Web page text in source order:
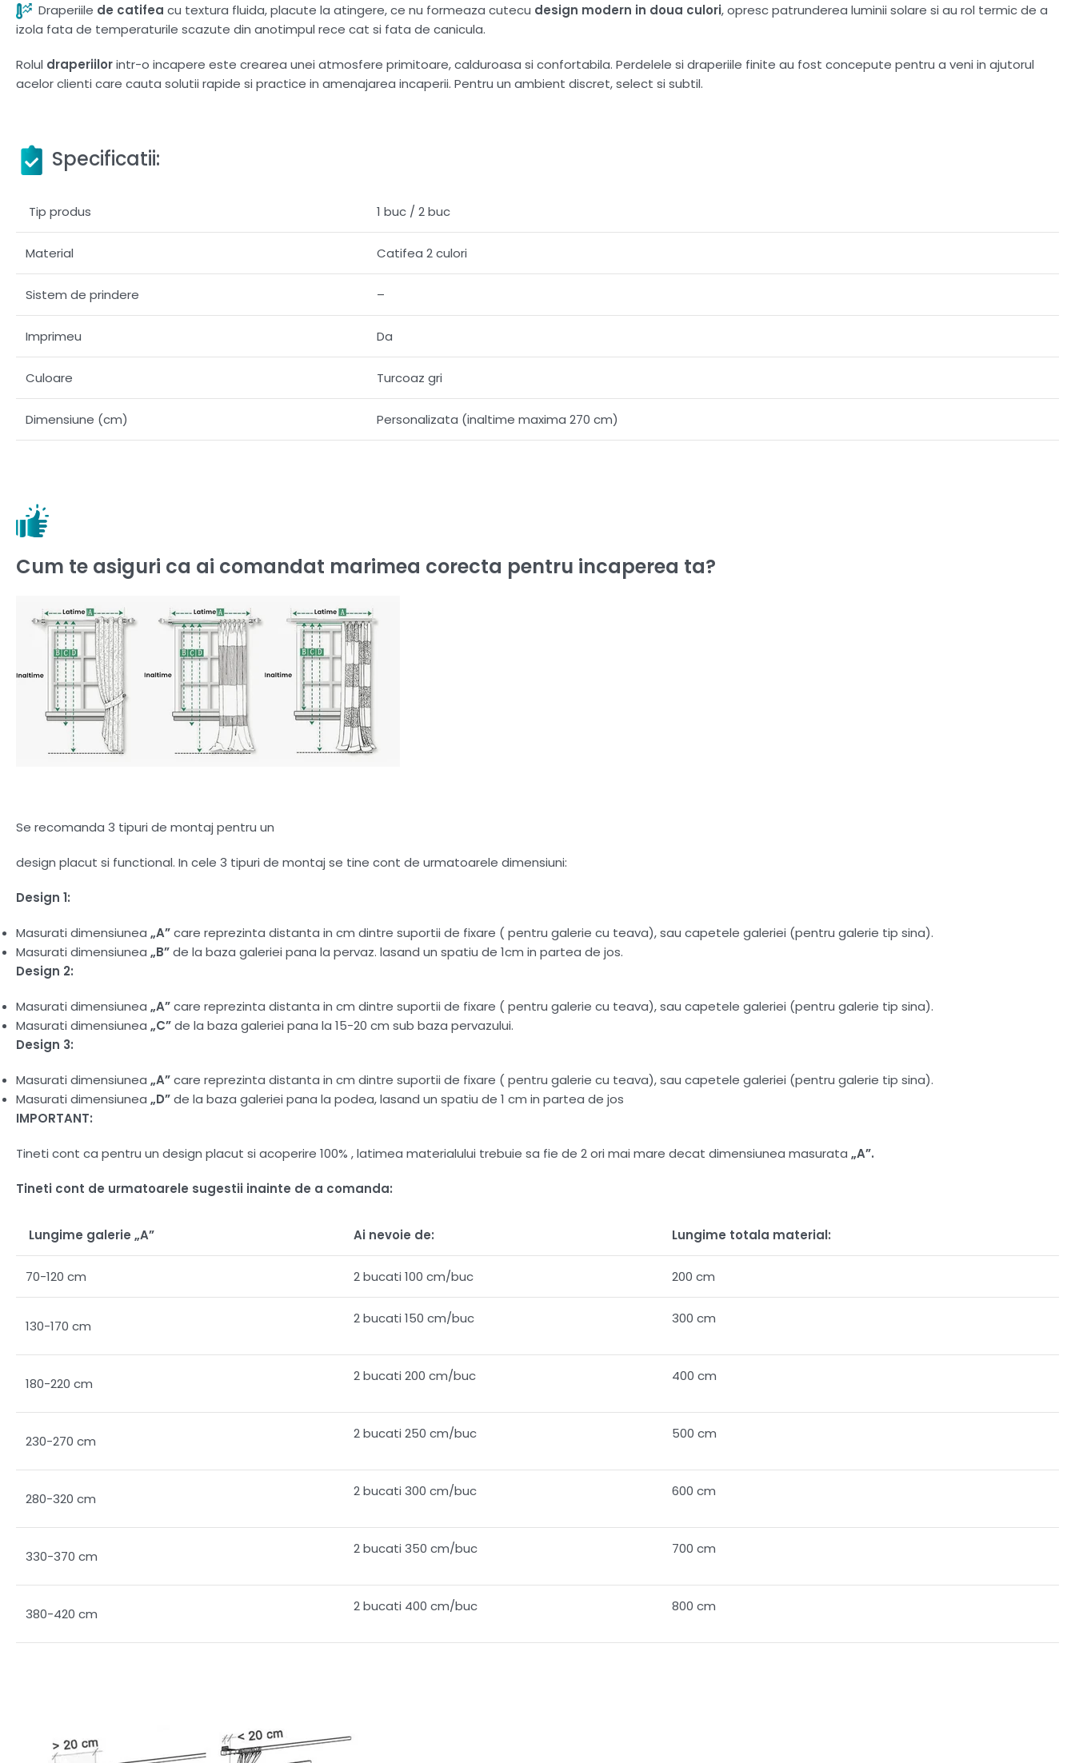
Draperiile de catifea cu textura fluida, placute la atingere, ce nu formeaza cutecu design modern in doua culori, opresc patrunderea luminii solare si au rol termic de a
izola fata de temperaturile scazute din anotimpul rece cat si fata de canicula.
Rolul draperiilorintr-o incapere este crearea unei atmosfere primitoare, calduroasa si confortabila. Perdelele si draperiile finite au fost concepute pentru a veni in ajutorul
acelor clienti care cauta solutii rapide si practice in amenajarea incaperii. Pentru un ambient discret, select si subtil.
Specificatii:
Tip produs 1 buc / 2 buc
Material Catifea 2 culori
Sistem de prindere –
Imprimeu Da
Culoare Turcoaz gri
Dimensiune (cm) Personalizata (inaltime maxima 270 cm)
Cum te asiguri ca ai comandat marimea corecta pentru incaperea ta?
Se recomanda 3 tipuri de montaj pentru un
design placut si functional. In cele 3 tipuri de montaj se tine cont de urmatoarele dimensiuni:
Design 1:
Masurati dimensiunea „A”care reprezinta distanta in cm dintre suportii de fixare ( pentru galerie cu teava), sau capetele galeriei (pentru galerie tip sina).
Masurati dimensiunea „B”de la baza galeriei pana la pervaz. lasand un spatiu de 1cm in partea de jos.
Design 2:
Masurati dimensiunea „A”care reprezinta distanta in cm dintre suportii de fixare ( pentru galerie cu teava), sau capetele galeriei (pentru galerie tip sina).
Masurati dimensiunea „C”de la baza galeriei pana la 15-20 cm sub baza pervazului.
Design 3:
Masurati dimensiunea „A”care reprezinta distanta in cm dintre suportii de fixare ( pentru galerie cu teava), sau capetele galeriei (pentru galerie tip sina).
Masurati dimensiunea „D”de la baza galeriei pana la podea, lasand un spatiu de 1 cm in partea de jos
IMPORTANT:
Tineti cont ca pentru un design placut si acoperire 100% , latimea materialului trebuie sa fie de 2 ori mai mare decat dimensiunea masurata „A”.
Tineti cont de urmatoarele sugestii inainte de a comanda:
Lungime galerie „A” Ai nevoie de: Lungime totala material:
70-120 cm 2 bucati 100 cm/buc 200 cm
130-170 cm 2 bucati 150 cm/buc 300 cm
180-220 cm 2 bucati 200 cm/buc 400 cm
230-270 cm 2 bucati 250 cm/buc 500 cm
280-320 cm 2 bucati 300 cm/buc 600 cm
330-370 cm 2 bucati 350 cm/buc 700 cm
380-420 cm 2 bucati 400 cm/buc 800 cm